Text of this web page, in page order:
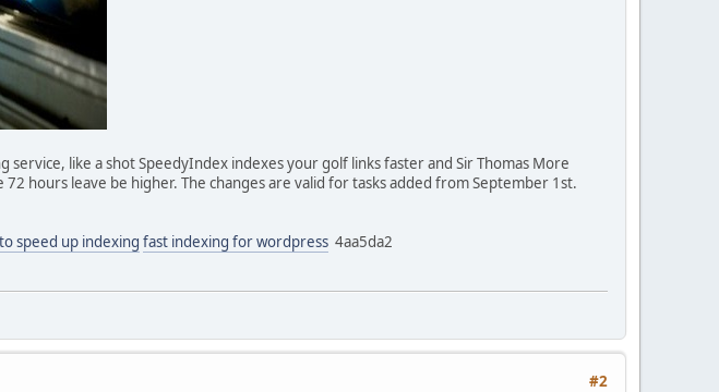
like a shot SpeedyIndex indexes your golf links faster and Sir Thomas More
hours leave be higher. The changes are valid for tasks added from September 1st.
speed up indexing fast indexing for wordpress 4aa5da2
#2